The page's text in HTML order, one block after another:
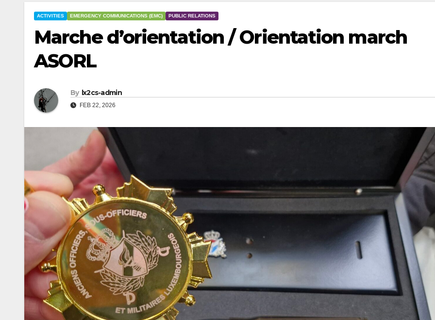
ACTIVITIES EMERGENCY COMMUNICATIONS (EMC) PUBLIC RELATIONS
Marche d’orientation / Orientation march
ASORL
By lx2cs-admin
FEB 22, 2026